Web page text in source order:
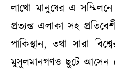
লাখো মানুষের এ
প্রত্যন্ত এলাকা সহ
পাকিস্থান, তথা সারা
মুসুলমানগণও ছুটে আসেন